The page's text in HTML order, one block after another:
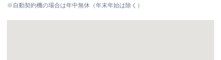
※自動契約機の場合は年中無休（年末年始は除く）